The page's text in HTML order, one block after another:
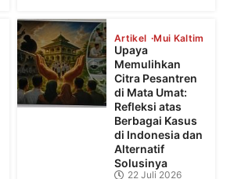
Artikel Mui Kaltim
Upaya
Memulihkan
Citra Pesantren
di Mata Umat:
Refleksi atas
Berbagai Kasus
di Indonesia dan
Alternatif
Solusinya
22 Juli 2026